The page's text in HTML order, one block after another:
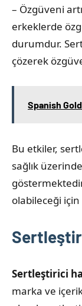
– Özgüveni
erkeklerde
durumdur.
çözerek
Spanish
Bu etkiler,
sağlık
olabileceği
Sertleştirici
marka ve